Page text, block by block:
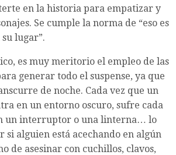
en la historia para empatizar y
Se cumple la norma de “eso es
lugar”.
es muy meritorio el empleo de las
generar todo el suspense, ya que
de noche. Cada vez que un
en un entorno oscuro, sufre cada
un interruptor o una linterna… lo
si alguien está acechando en algún
de asesinar con cuchillos, clavos,